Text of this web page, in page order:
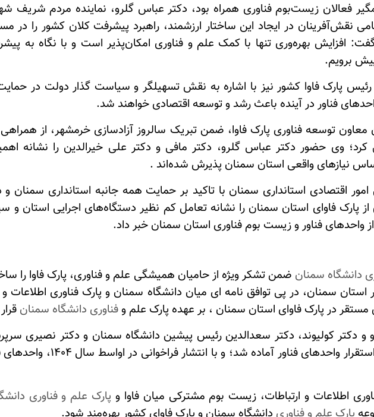
فعالان زیست‌بوم فناوری همراه بود، دکتر عباس گلرو، نماینده مردم
نقش‌آفرینان در ایجاد این ساختار ارزشمند، راهبرد پیشرفت کلان کشور را
افزایش بهره‌وری تنها با کمک علم و فناوری امکان‌پذیر است و با نگاه به
برویم.
پارک فاوا کشور نیز با اشاره به نقش تسهیلگر و سیاست گذار دولت در
فناور در آینده باعث رشد و توسعه اقتصادی خواهند شد.
معاون توسعه فناوری پارک فاوا، ضمن تبریک سالروز آزادسازی خرمشهر، از
کرد؛ وی حضور دکتر عباس گلرو، دکتر مافی و دکتر علی خیرالدین را
نیازهای واقعی استان سمنان پذیرش شده‌اند .
اقتصادی استانداری سمنان با تاکید بر حمایت همه جانبه استانداری سمنان و
از پارک فاوای استان سمنان را نشانه تعامل کم نظیر دستگاه‌های اجرایی استان
واحدهای فناور و زیست بوم فناوری استان سمنان خبر داد.
دانشگاه سمنان ضمن تشکر ویژه از حامیان همیشگی علم و فناوری، پارک فاوا را
در پارک فاوای استان سمنان ، بر عهده پارک علم و فناوری دانشگاه سمنان
و دکتر کولیوند، دکتر سعدالدین رئیس پیشین دانشگاه سمنان و دکتر نصیری
اجرایی، سوله های پارک فاوا
اطلاعات و ارتباطات، زیست بوم مشترکی میان فاوا و پارک علم و فناوری